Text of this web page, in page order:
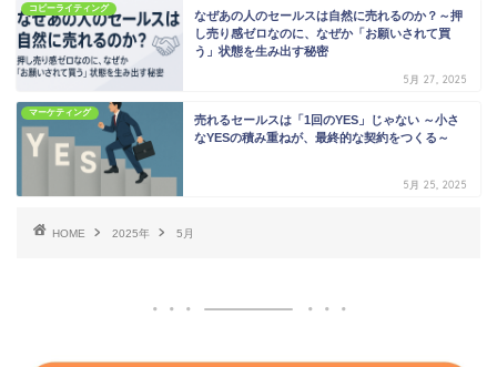
コピーライティング
なぜあの人のセールスは自然に売れるのか？～押
し売り感ゼロなのに、なぜか「お願いされて買
う」状態を生み出す秘密
5月 27, 2025
マーケティング
売れるセールスは「1回のYES」じゃない ～小さ
なYESの積み重ねが、最終的な契約をつくる～
5月 25, 2025
HOME 2025年 5月